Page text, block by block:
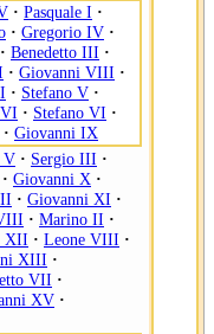
· Pasquale I ·
· Gregorio IV ·
· Benedetto III ·
· Giovanni VIII ·
· Stefano V ·
· Stefano VI ·
· Giovanni IX
V · Sergio III ·
· Giovanni X ·
· Giovanni XI ·
· Marino II ·
XII · Leone VIII ·
XIII ·
VII ·
XV ·